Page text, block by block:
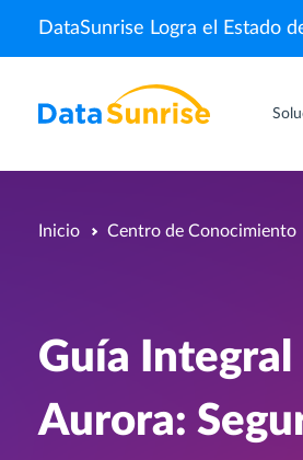
DataSunrise Logra el Estado
Inicio Centro de Conocimiento
Guía
Aurora: